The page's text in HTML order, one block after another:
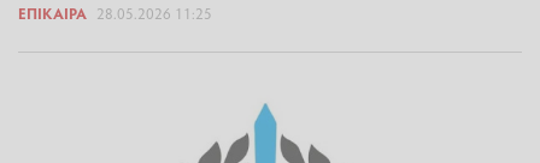
ΕΠΊΚΑΙΡΑ 28.05.2026 11:25